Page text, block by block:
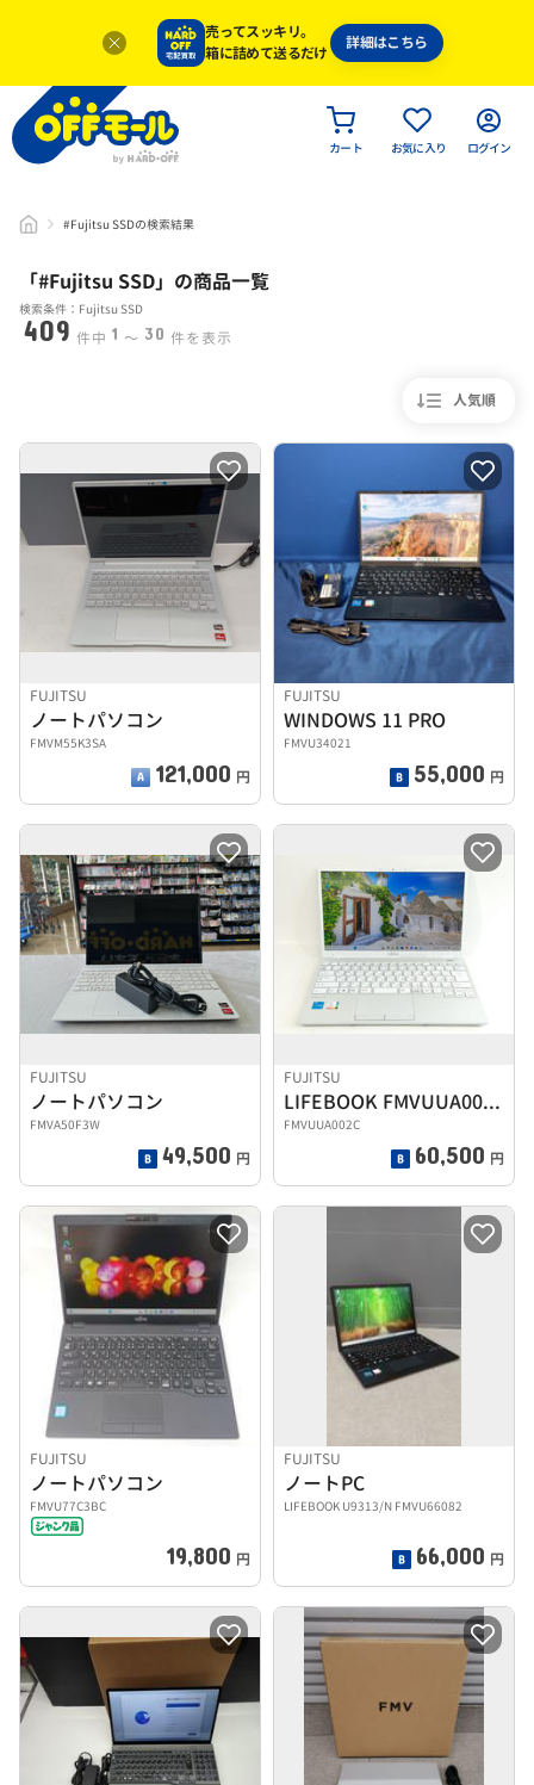
売ってスッキリ。
箱に詰めて送るだけ
詳細はこちら
カート お気に入り ログイン
#Fujitsu SSDの検索結果
「#Fujitsu SSD」 の商品一覧
検索条件：Fujitsu SSD
409 件中 1 〜 30 件を表示
人気順
FUJITSU
ノートパソコン
FMVM55K3SA
121,000 円
FUJITSU
WINDOWS 11 PRO
FMVU34021
55,000 円
FUJITSU
ノートパソコン
FMVA50F3W
49,500 円
FUJITSU
LIFEBOOK FMVUUA002C
FMVUUA002C
60,500 円
FUJITSU
ノートパソコン
FMVU77C3BC
19,800 円
FUJITSU
ノートPC
LIFEBOOK U9313/N FMVU66082
66,000 円